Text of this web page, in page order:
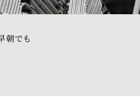
朝でも